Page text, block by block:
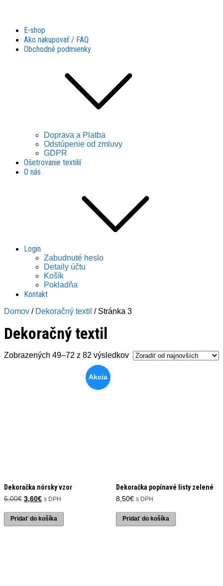
Látky Husár
Látky Husár
E-shop
Ako nakupovať / FAQ
Obchodné podmienky
Doprava a Platba
Odstúpenie od zmluvy
GDPR
Ošetrovanie textilií
O nás
Login
Zabudnuté heslo
Detaily účtu
Košík
Pokladňa
Kontakt
Domov / Dekoračný textil / Stránka 3
Dekoračný textil
Zobrazených 49–72 z 82 výsledkovZoradené
Akcia
Dekoračka nórsky vzor
6,00€ Pôvodná
bola:
6,00€.
3,60€Aktuálna
je:
3,60€.
s DPH
Pridať do košíka
Dekoračka popínavé listy zelené
8,50€ s DPH
Pridať do košíka